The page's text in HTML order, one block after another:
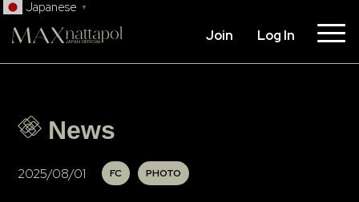
Japanese ▼
Join Log In
News
2025/08/01 FC PHOTO